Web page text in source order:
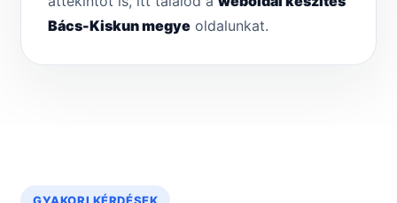
Bács-Kiskun megye oldalunkat.